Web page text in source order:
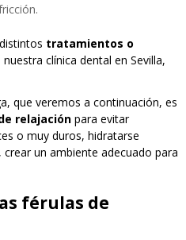
tratamientos o
clínica dental en Sevilla,
que veremos a continuación, es
relajación para evitar
o muy duros, hidratarse
un ambiente adecuado para
férulas de